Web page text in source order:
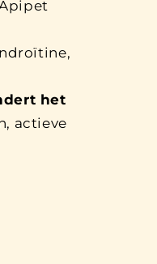
het
actieve